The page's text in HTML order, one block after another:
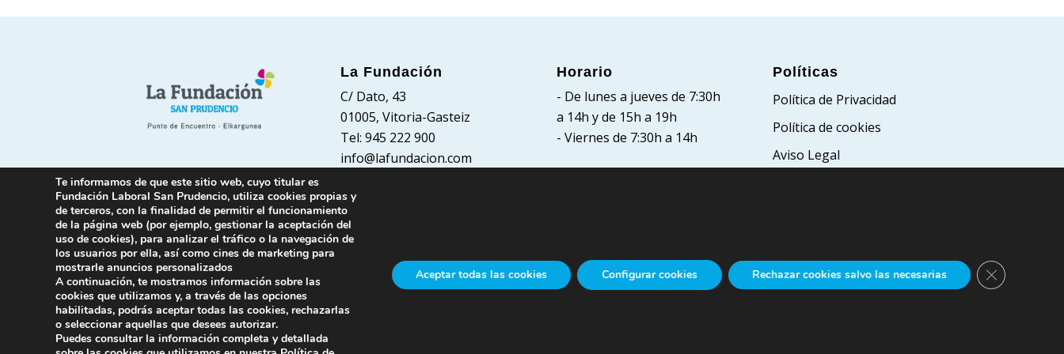
La Fundación
C/ Dato, 43
01005, Vitoria-Gasteiz
Tel: 945 222 900
info@lafundacion.com
Horario
- De lunes a jueves de 7:30h
a 14h y de 15h a 19h
- Viernes de 7:30h a 14h
Políticas
Política de Privacidad
Política de cookies
Aviso Legal
Te informamos de que este sitio web, cuyo titular es
Fundación Laboral San Prudencio, utiliza cookies propias y
de terceros, con la finalidad de permitir el funcionamiento
de la página web (por ejemplo, gestionar la aceptación del
uso de cookies), para analizar el tráfico o la navegación de
los usuarios por ella, así como cines de marketing para
mostrarle anuncios personalizados
A continuación, te mostramos información sobre las
cookies que utilizamos y, a través de las opciones
habilitadas, podrás aceptar todas las cookies, rechazarlas
o seleccionar aquellas que desees autorizar.
Puedes consultar la información completa y detallada
Aceptar todas las cookies Rechazar cookies salvo las necesarias
Configurar cookies Cerrar el